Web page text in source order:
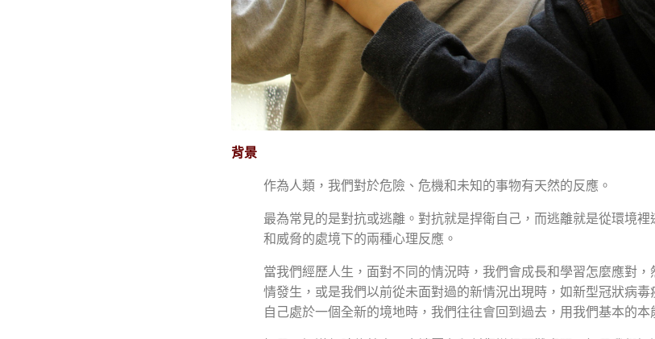
背景
作為人類，我們對於危險、危機和未知的事物有天然的反應。
最為常見的是對抗或逃離。對抗就是捍衛自己，而逃離就是從環境
和威脅的處境下的兩種心理反應。
當我們經歷人生，面對不同的情況時，我們會成長和學習怎麼應對
情發生，或是我們以前從未面對過的新情況出現時，如新型冠狀病
自己處於一個全新的境地時，我們往往會回到過去，用我們基本的本